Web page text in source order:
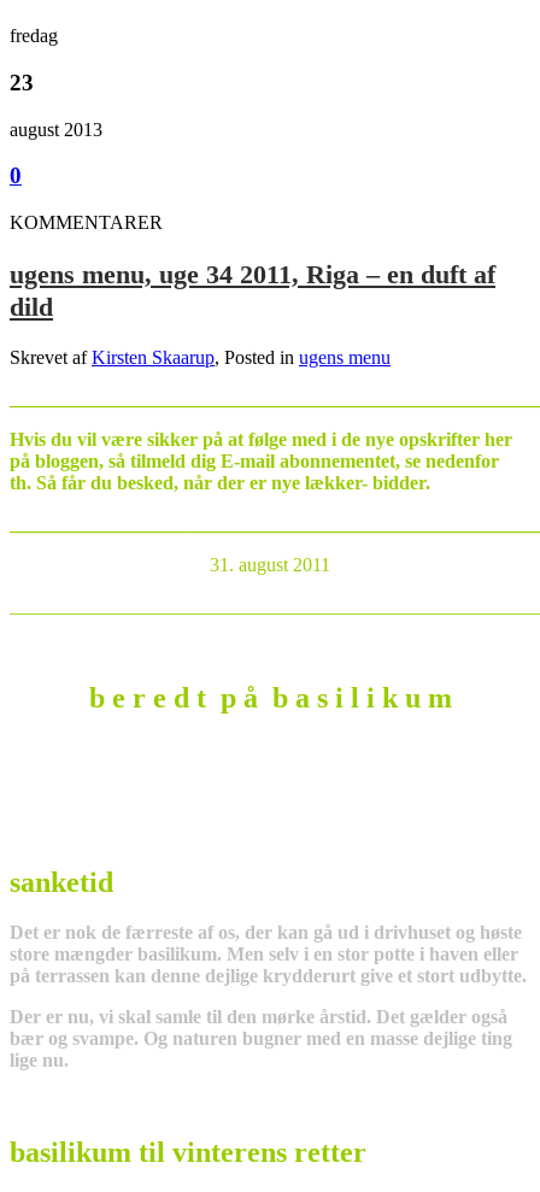
fredag
23
august 2013
0
KOMMENTARER
ugens menu, uge 34 2011, Riga – en duft af
dild
Skrevet afKirsten Skaarup, Posted in ugens menu
Hvis du vil være sikker på at følge med i de nye opskrifter her
på bloggen, så tilmeld dig E-mail abonnementet, se nedenfor
th. Så får du besked, når der er nye lækker- bidder.
31. august 2011
b e r e d t p å b a s i l i k u m
sanketid
Det er nok de færreste af os, der kan gå ud i drivhuset og høste
store mængder basilikum. Men selv i en stor potte i haven eller
på terrassen kan denne dejlige krydderurt give et stort udbytte.
Der er nu, vi skal samle til den mørke årstid. Det gælder også
bær og svampe. Og naturen bugner med en masse dejlige ting
lige nu.
basilikum til vinterens retter